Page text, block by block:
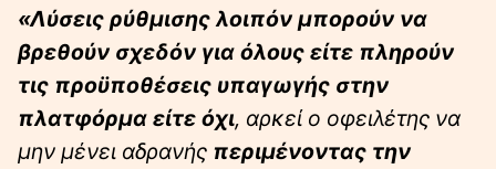
«Λύσεις ρύθμισης λοιπόν μπορούν να
βρεθούν σχεδόν για όλους είτε πληρούν
τις προϋποθέσεις υπαγωγής στην
πλατφόρμα είτε όχι, αρκεί ο οφειλέτης να
μην μένει αδρανής περιμένοντας την